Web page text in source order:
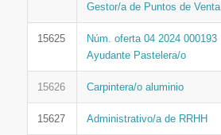
Gestor/a de Puntos de Venta
15625
Núm. oferta 04 2024 000193
Ayudante Pastelera/o
15626 Carpintera/o aluminio
15627 Administrativo/a de RRHH